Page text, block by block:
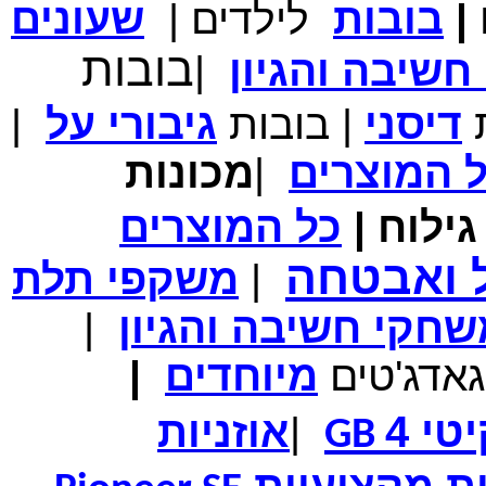
₪700.00 מחיר שוק
₪339.00 המחיר שלך
משלוח חינם
₪150.00 מחיר שוק
₪104.00 המחיר כולל משלוח :
נרתיק עור יוקרתי עבור אייפוד וידאו 60GB\80GB \שחור
| בובות לילדים |
שעונים
והגיון
|בובות
דיסני | בובות גיבורי על
|
המוצרים |מכונות
| כל המוצרים
ואבטחה | משקפי תלת
חשיבה והגיון
|
גאדג'טים מיוחדים |
4
GB
|אוזניות